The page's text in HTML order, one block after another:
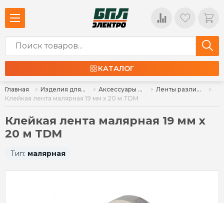
КАТАЛОГ
Главная Изделия для монтажа Аксессуары для монтажа
Ленты различного назначения
Клейкая лента малярная 19 мм х 20 м TDM
Клейкая лента малярная 19 мм х
20 м TDM
Тип: малярная